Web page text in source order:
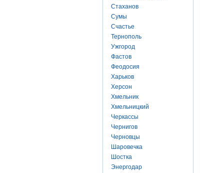
Стаханов
Сумы
Счастье
Тернополь
Ужгород
Фастов
Феодосия
Харьков
Херсон
Хмельник
Хмельницкий
Черкассы
Чернигов
Черновцы
Шаровечка
Шостка
Энергодар